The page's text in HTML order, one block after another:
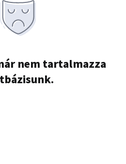
nem tartalmazza